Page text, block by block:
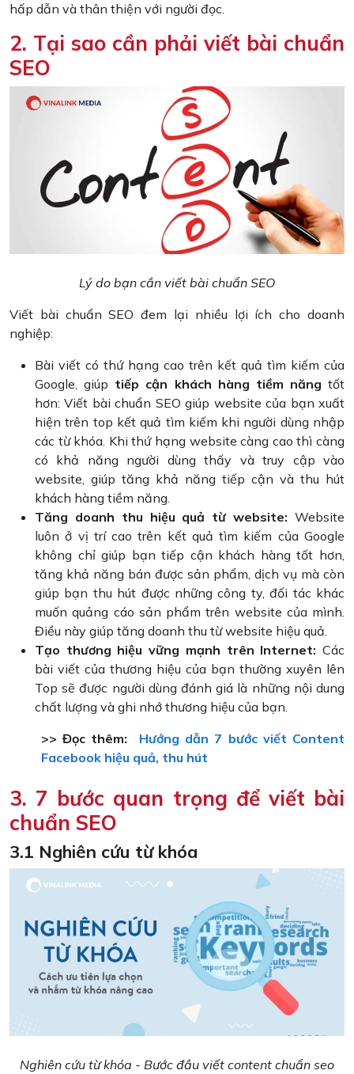
hấp dẫn và thân thiện với người đọc.
2. Tại sao cần phải viết bài chuẩn
SEO
Lý do bạn cần viết bài chuẩn SEO
Viết bài chuẩn SEO đem lại nhiều lợi ích cho doanh
nghiệp:
Bài viết có thứ hạng cao trên kết quả tìm kiếm của
Google, giúp tiếp cận khách hàng tiềm năng tốt
hơn: Viết bài chuẩn SEO giúp website của bạn xuất
hiện trên top kết quả tìm kiếm khi người dùng nhập
các từ khóa. Khi thứ hạng website càng cao thì càng
có khả năng người dùng thấy và truy cập vào
website, giúp tăng khả năng tiếp cận và thu hút
khách hàng tiềm năng.
Tăng doanh thu hiệu quả từ website: Website
luôn ở vị trí cao trên kết quả tìm kiếm của Google
không chỉ giúp bạn tiếp cận khách hàng tốt hơn,
tăng khả năng bán được sản phẩm, dịch vụ mà còn
giúp bạn thu hút được những công ty, đối tác khác
muốn quảng cáo sản phẩm trên website của mình.
Điều này giúp tăng doanh thu từ website hiệu quả.
Tạo thương hiệu vững mạnh trên Internet: Các
bài viết của thương hiệu của bạn thường xuyên lên
Top sẽ được người dùng đánh giá là những nội dung
chất lượng và ghi nhớ thương hiệu của bạn.
>> Đọc thêm:
Hướng dẫn 7 bước viết Content
Facebook hiệu quả, thu hút
3. 7 bước quan trọng để viết bài
chuẩn SEO
3.1 Nghiên cứu từ khóa
Nghiên cứu từ khóa - Bước đầu viết content chuẩn seo